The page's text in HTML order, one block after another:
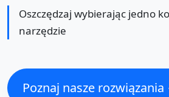
Oszczędzaj wybierając jedno
narzędzie
Poznaj nasze